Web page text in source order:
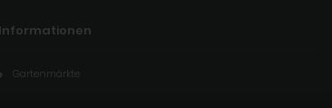
Informationen
Gartenmärkte